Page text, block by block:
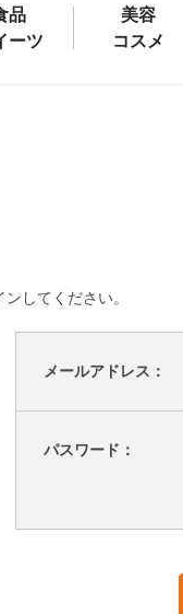
品
ーツ
美容
コスメ
してください。
メールアドレス：
パスワード：